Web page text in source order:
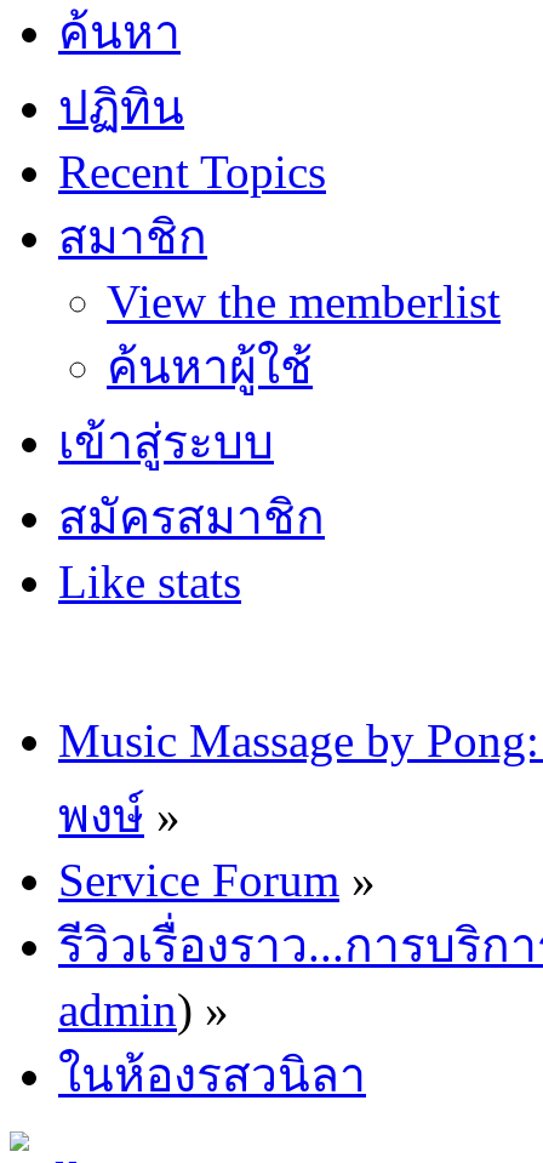
ค้นหา
ปฏิทิน
Recent Topics
สมาชิก
View the memberlist
ค้นหาผู้ใช้
เข้าสู่ระบบ
สมัครสมาชิก
Like stats
Music Massage by
พงษ์ »
Service Forum »
รีวิวเรื่องราว...การบริก
admin) »
ในห้องรสวนิลา